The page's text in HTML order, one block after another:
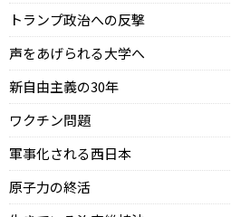
トランプ政治への反撃
声をあげられる大学へ
新自由主義の30年
ワクチン問題
軍事化される西日本
原子力の終活